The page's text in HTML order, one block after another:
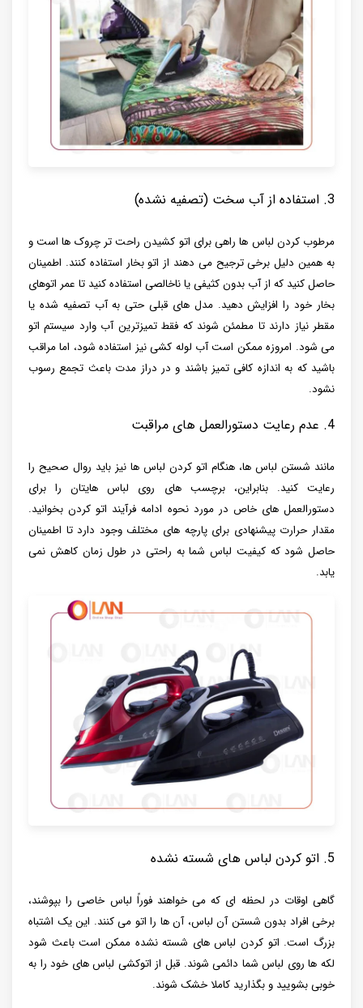
3. استفاده از آب سخت (تصفیه نشده)
مرطوب کردن لباس ها راهی برای اتو کشیدن راحت تر چروک ها است و
به همین دلیل برخی ترجیح می دهند از اتو بخار استفاده کنند. اطمینان
حاصل کنید که از آب بدون کثیفی یا ناخالصی استفاده کنید تا عمر اتوهای
بخار خود را افزایش دهید. مدل های قبلی حتی به آب تصفیه شده یا
مقطر نیاز دارند تا مطمئن شوند که فقط تمیزترین آب وارد سیستم اتو
می شود. امروزه ممکن است آب لوله کشی نیز استفاده شود، اما مراقب
باشید که به اندازه کافی تمیز باشند و در دراز مدت باعث تجمع رسوب
نشود.
4. عدم رعایت دستورالعمل های مراقبت
مانند شستن لباس ‌ها، هنگام اتو کردن لباس ‌ها نیز باید روال صحیح را
رعایت کنید. بنابراین، برچسب‌ های روی لباس‌ هایتان را برای
دستورالعمل ‌های خاص در مورد نحوه ادامه فرآیند اتو کردن بخوانید.
مقدار حرارت پیشنهادی برای پارچه های مختلف وجود دارد تا اطمینان
حاصل شود که کیفیت لباس شما به راحتی در طول زمان کاهش نمی
یابد.
5. اتو کردن لباس های شسته نشده
گاهی اوقات در لحظه ای که می خواهند فوراً لباس خاصی را بپوشند،
برخی افراد بدون شستن آن لباس، آن ها را اتو می کنند. این یک اشتباه
بزرگ است. اتو کردن لباس های شسته نشده ممکن است باعث شود
لکه ها روی لباس شما دائمی شوند. قبل از اتوکشی لباس های خود را به
خوبی بشویید و بگذارید کاملا خشک شوند.